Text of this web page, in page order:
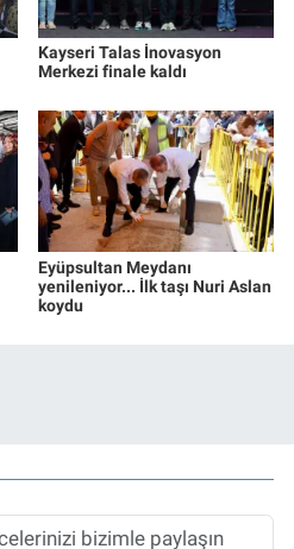
Kayseri Talas İnovasyon
Merkezi finale kaldı
Eyüpsultan Meydanı
yenileniyor... İlk taşı Nuri Aslan
koydu